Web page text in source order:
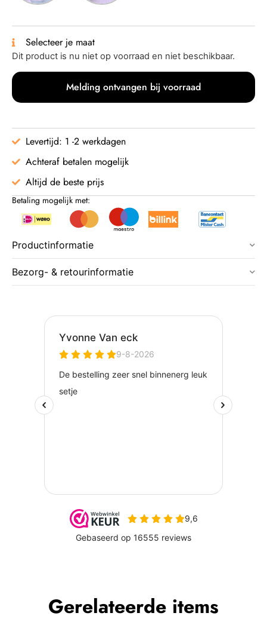
Selecteer je maat
Dit product is nu niet op voorraad en niet beschikbaar.
Melding ontvangen bij voorraad
Levertijd: 1 -2 werkdagen
Achteraf betalen mogelijk
Altijd de beste prijs
Betaling mogelijk met:
Productinformatie
Bezorg- & retourinformatie
Gerelateerde items